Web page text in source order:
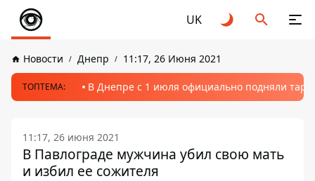
UK
Новости Днепр 11:17, 26 Июня 2021
ТОПТЕМА: В Днепре с 1 июля официально подняли
11:17, 26 июня 2021
В Павлограде мужчина убил свою мать
и избил ее сожителя